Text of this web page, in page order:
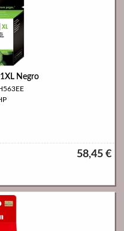
Negro
58,45 €